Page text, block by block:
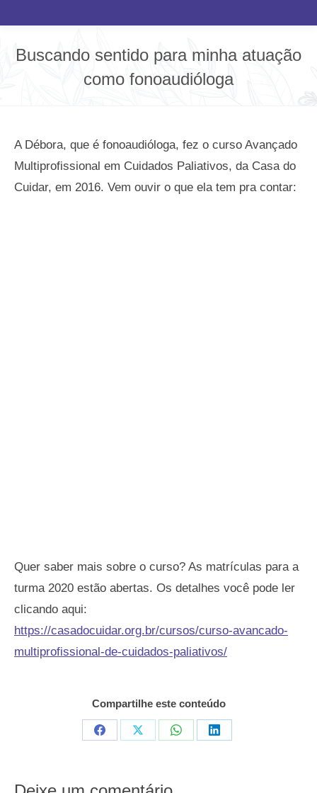
Buscando sentido para minha atuação
como fonoaudióloga
A Débora, que é fonoaudióloga, fez o curso Avançado
Multiprofissional em Cuidados Paliativos, da Casa do
Cuidar, em 2016. Vem ouvir o que ela tem pra contar:
Quer saber mais sobre o curso? As matrículas para a
turma 2020 estão abertas. Os detalhes você pode ler
clicando aqui:
https://casadocuidar.org.br/cursos/curso-avancado-
multiprofissional-de-cuidados-paliativos/
Compartilhe este conteúdo
CompartilharCompartilharCompartilharCompartilhar